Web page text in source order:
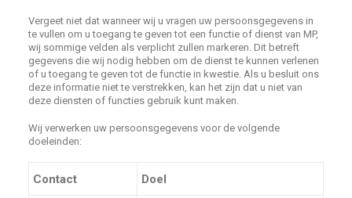
Vergeet niet dat wanneer wij u vragen uw persoonsgegevens in
te vullen om u toegang te geven tot een functie of dienst van MP,
wij sommige velden als verplicht zullen markeren. Dit betreft
gegevens die wij nodig hebben om de dienst te kunnen verlenen
of u toegang te geven tot de functie in kwestie. Als u besluit ons
deze informatie niet te verstrekken, kan het zijn dat u niet van
deze diensten of functies gebruik kunt maken.
Wij verwerken uw persoonsgegevens voor de volgende
doeleinden:
Contact Doel